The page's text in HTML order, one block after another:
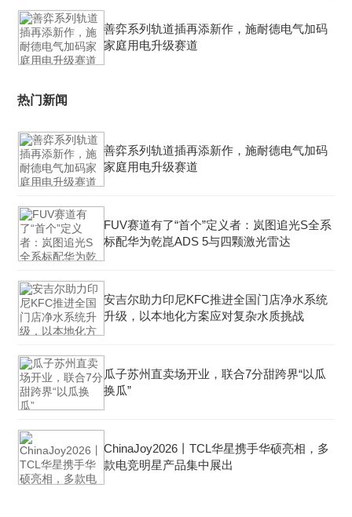
善弈系列轨道插再添新作，施耐德电气加码
家庭用电升级赛道
热门新闻
善弈系列轨道插再添新作，施耐德电气加码
家庭用电升级赛道
FUV赛道有了“首个”定义者：岚图追光S全系
标配华为乾崑ADS 5与四颗激光雷达
安吉尔助力印尼KFC推进全国门店净水系统
升级，以本地化方案应对复杂水质挑战
瓜子苏州直卖场开业，联合7分甜跨界“以瓜
换瓜”
ChinaJoy2026丨TCL华星携手华硕亮相，多
款电竞明星产品集中展出